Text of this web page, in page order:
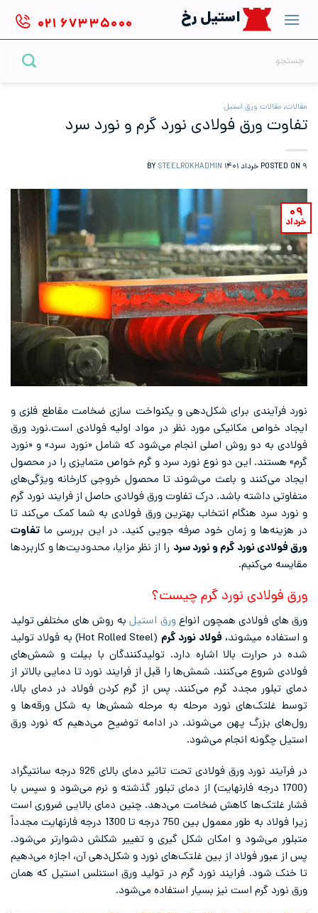
content
استیل رخ ۰۲۱ ۶۷۳۳۵۰۰۰
مقالات, مقالات ورق استیل
تفاوت ورق فولادی نورد گرم و نورد سرد
POSTED ON ۹ خرداد ۱۴۰۱ STEELROKHADMIN
۰۹
خرداد
نورد فرآیندی برای شکل‌دهی و یکنواخت سازی ضخامت مقاطع فلزی و
ایجاد خواص مکانیکی مورد نظر در مواد اولیه فولادی است.نورد ورق
فولادی به دو روش اصلی انجام می‌شود که شامل «نورد سرد» و «نورد
گرم» هستند. این دو نوع نورد سرد و گرم خواص متمایزی را در محصول
ایجاد می‌کنند و باعث می‌شوند تا محصول خروجی کارخانه ویژگی‌های
متفاوتی داشته باشد. درک تفاوت ورق فولادی حاصل از فرایند نورد گرم
و نورد سرد هنگام انتخاب بهترین ورق فولادی به شما کمک می‌کند تا
در هزینه‌ها و زمان خود صرفه جویی کنید. در این بررسی ما تفاوت
ورق فولادی نورد گرم و نورد سرد را از نظر مزایا، محدودیت‌ها و کاربردها
مقایسه می‌کنیم.
ورق فولادی نورد گرم چیست؟
ورق های فولادی همچون انواعورق استیلبه روش های مختلفی تولید
و استفاده میشوند، فولاد نورد گرم
(Hot Rolled Steel) به فولاد تولید
شده در حرارت بالا اشاره دارد. تولیدکنندگان با بیلت و شمش‌های
فولادی شروع می‌کنند. شمش‌ها را قبل از فرایند نورد تا دمایی بالاتر از
دمای تبلور مجدد گرم می‌کنند. پس از گرم کردن فولاد در دمای بالا،
توسط غلتک‌های نورد مرحله‌ به مرحله شمش‌ها به شکل ورقه‌ها و
رول‌های بزرگ پهن می‌شوند. در ادامه توضیح می‌دهیم که نورد ورق
استیل چگونه انجام می‌شود.
در فرآیند نورد ورق فولادی تحت تاثیر دمای بالای 926 درجه سانتیگراد
(1700 درجه فارنهایت) از دمای تبلور گذشته و نرم می‌شود و سپس با
فشار غلتک‌ها کاهش ضخامت می‌دهد. چنین دمای بالایی ضروری است
زیرا فولاد به طور معمول بین 750 درجه تا 1300 درجه فارنهایت مجدداً
متبلور می‌شود و امکان شکل گیری و تغییر شکلش دشوارتر می‌شود.
پس از عبور فولاد از بین غلتک‌های نورد و شکل‌دهی آن، اجازه می‌دهیم
تا خنک شود. فرایند نورد گرم در تولید ورق استنلس استیل که همان
ورق نورد گرم است نیز بسیار استفاده می‌شود.